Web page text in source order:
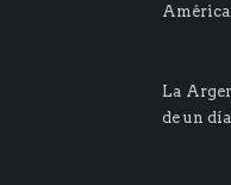
La
de un